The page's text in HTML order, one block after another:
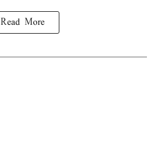
Read More